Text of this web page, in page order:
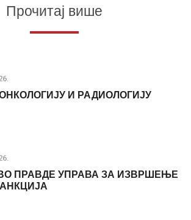
Прочитај више
И РАДИОЛОГИЈУ
ПРАВДЕ УПРАВА ЗА ИЗВРШЕЊЕ